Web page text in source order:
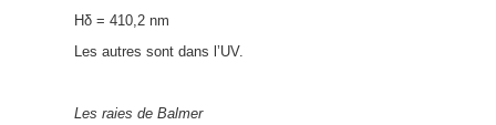
Hδ = 410,2 nm
Les autres sont dans l’UV.
Les raies de Balmer